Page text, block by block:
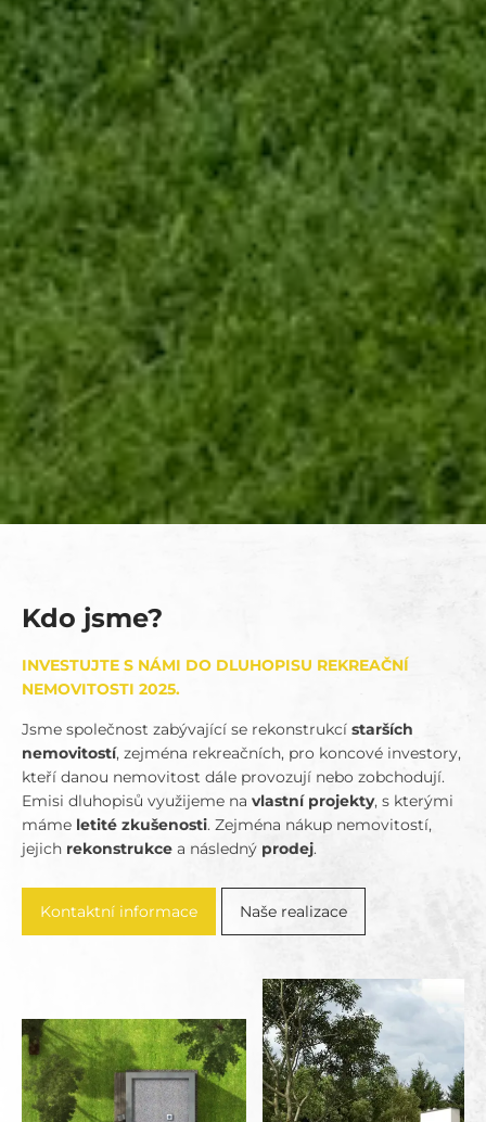
Kdo jsme?
INVESTUJTE S NÁMI DO DLUHOPISU REKREAČNÍ
NEMOVITOSTI 2025.
Jsme společnost zabývající se rekonstrukcí starších
nemovitostí, zejména rekreačních, pro koncové investory,
kteří danou nemovitost dále provozují nebo zobchodují.
Emisi dluhopisů využijeme na vlastní projekty, s kterými
máme letité zkušenosti. Zejména nákup nemovitostí,
jejich rekonstrukce a následný prodej.
Kontaktní informace Naše realizace